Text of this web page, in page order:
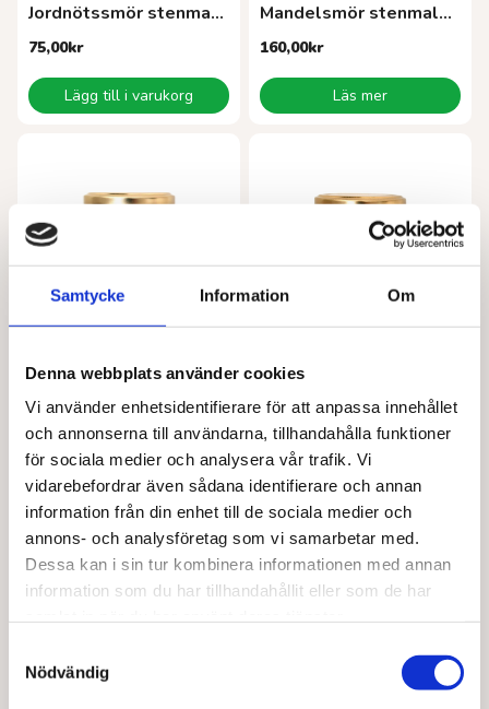
Samtycke Information Om
Denna webbplats använder cookies
Vi använder enhetsidentifierare för att anpassa innehållet
och annonserna till användarna, tillhandahålla funktioner
för sociala medier och analysera vår trafik. Vi
vidarebefordrar även sådana identifierare och annan
information från din enhet till de sociala medier och
annons- och analysföretag som vi samarbetar med.
Dessa kan i sin tur kombinera informationen med annan
information som du har tillhandahållit eller som de har
Nödvändig
Jordnötssmör stenmalet torrostad/saltat EKO 260 g
75,00kr
Lägg till i varukorg
Mandelsmör stenmalet EKO 260 g
160,00kr
Läs mer
ALIVE FOODS
Mandelsmör stenmalet rostat & saltat EKO
Från150,00kr
Välj alternativ
Den
här
produkten
flera
varianter.
De
olika
kan
ALIVE FOODS
160,00kr
Lägg till i varukorg
Kampanj